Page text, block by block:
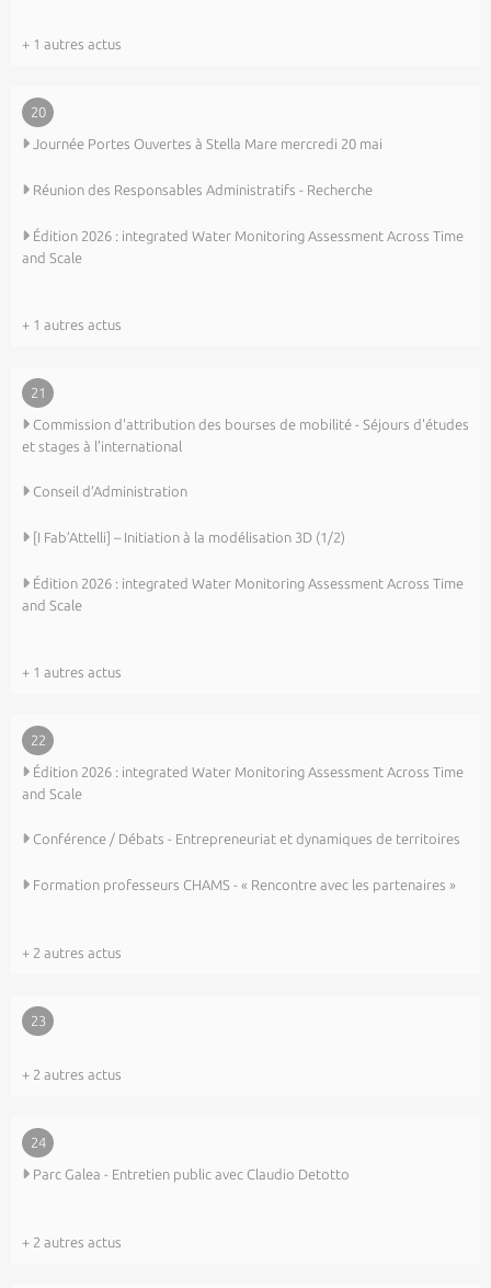
+ 1 autres actus
20
Journée Portes Ouvertes à Stella Mare mercredi 20 mai
Réunion des Responsables Administratifs - Recherche
Édition 2026 : integrated Water Monitoring Assessment Across Time
and Scale
+ 1 autres actus
21
Commission d'attribution des bourses de mobilité - Séjours d'études
et stages à l'international
Conseil d’Administration
[I Fab’Attelli] – Initiation à la modélisation 3D (1/2)
Édition 2026 : integrated Water Monitoring Assessment Across Time
and Scale
+ 1 autres actus
22
Édition 2026 : integrated Water Monitoring Assessment Across Time
and Scale
Conférence / Débats - Entrepreneuriat et dynamiques de territoires
Formation professeurs CHAMS - « Rencontre avec les partenaires »
+ 2 autres actus
23
+ 2 autres actus
24
Parc Galea - Entretien public avec Claudio Detotto
+ 2 autres actus